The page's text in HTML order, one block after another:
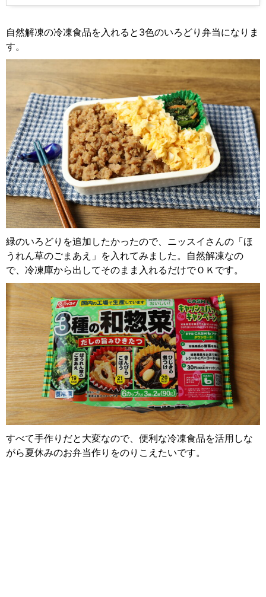
自然解凍の冷凍食品を入れると3色のいろどり弁当になりま
す。
緑のいろどりを追加したかったので、ニッスイさんの「ほ
うれん草のごまあえ」を入れてみました。自然解凍なの
で、冷凍庫から出してそのまま入れるだけでＯＫです。
すべて手作りだと大変なので、便利な冷凍食品を活用しな
がら夏休みのお弁当作りをのりこえたいです。